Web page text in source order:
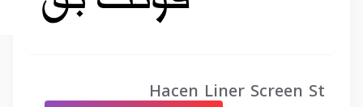
Hacen Liner Screen St